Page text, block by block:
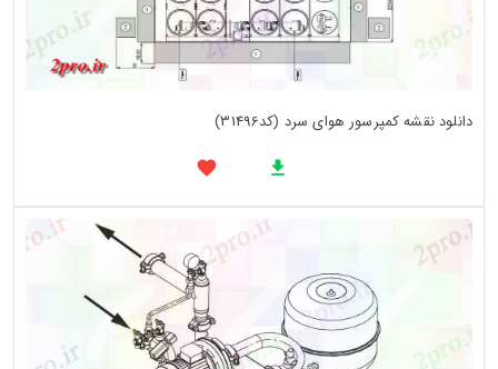
دانلود نقشه کمپرسور هوای سرد (کد31496)